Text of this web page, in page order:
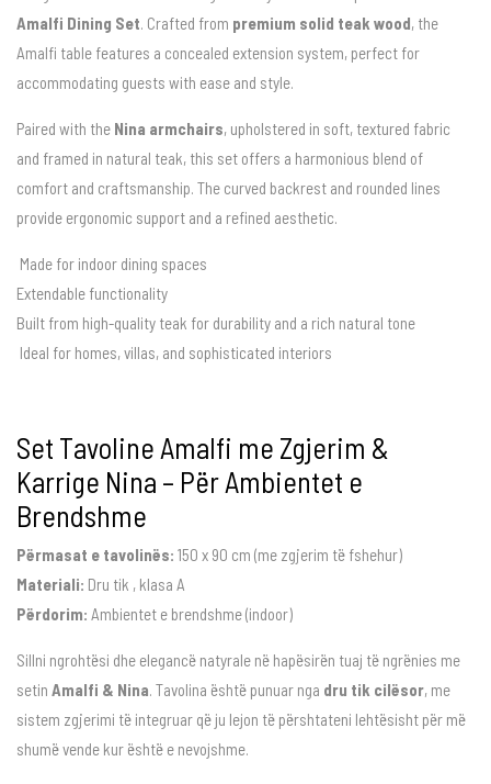
Amalfi Dining Set. Crafted from premium solid teak wood, the
Amalfi table features a concealed extension system, perfect for
accommodating guests with ease and style.
Paired with the Nina armchairs, upholstered in soft, textured fabric
and framed in natural teak, this set offers a harmonious blend of
comfort and craftsmanship. The curved backrest and rounded lines
provide ergonomic support and a refined aesthetic.
Made for indoor dining spaces
Extendable functionality
Built from high-quality teak for durability and a rich natural tone
Ideal for homes, villas, and sophisticated interiors
Set Tavoline Amalfi me Zgjerim &
Karrige Nina – Për Ambientet e
Brendshme
Përmasat e tavolinës: 150 x 90 cm (me zgjerim të fshehur)
Materiali: Dru tik , klasa A
Përdorim: Ambientet e brendshme (indoor)
Sillni ngrohtësi dhe elegancë natyrale në hapësirën tuaj të ngrënies me
setin Amalfi & Nina. Tavolina është punuar nga dru tik cilësor, me
sistem zgjerimi të integruar që ju lejon të përshtateni lehtësisht për më
shumë vende kur është e nevojshme.